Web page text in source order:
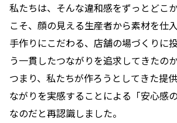
私たちは、そんな違和感をずっとどこ
こそ、顔の見える生産者から素材を仕
手作りにこだわる、店舗の場づくりに
う一貫したつながりを追求してきたの
つまり、私たちが作ろうとしてきた提
ながりを実感することによる「安心感
なのだと再認識しました。